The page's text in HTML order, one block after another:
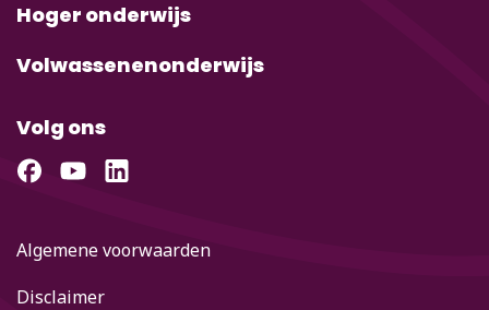
Hoger onderwijs
Volwassenenonderwijs
Volg ons
Algemene voorwaarden
Disclaimer